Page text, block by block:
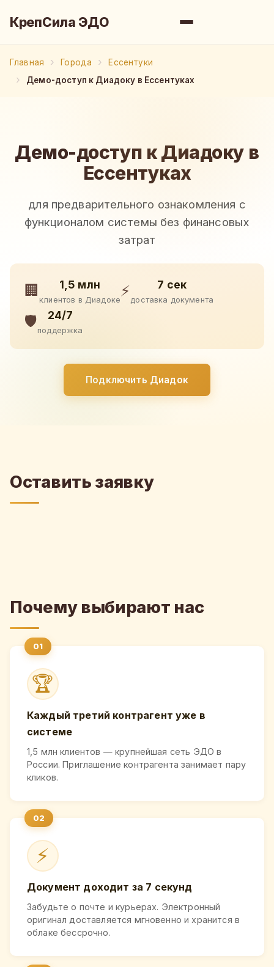
КрепСила ЭДО
Главная Города
Ессентуки
Демо-доступ к Диадоку в Ессентуках
Демо-доступ к Диадоку в
Ессентуках
для предварительного ознакомления с
функционалом системы без финансовых
затрат
🏢 1,5 млн
клиентов в Диадоке
⚡ 7 сек
доставка документа
🛡️ 24/7
поддержка
Подключить Диадок
Оставить заявку
Почему выбирают нас
🏆
Каждый третий контрагент уже в
системе
1,5 млн клиентов — крупнейшая сеть ЭДО в
России. Приглашение контрагента занимает пару
кликов.
⚡
Документ доходит за 7 секунд
Забудьте о почте и курьерах. Электронный
оригинал доставляется мгновенно и хранится в
облаке бессрочно.